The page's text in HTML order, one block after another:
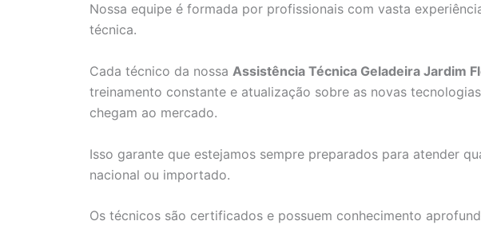
Nossa equipe é formada por profissionais com vasta
técnica.
Cada técnico da nossa Assistência Técnica Geladeira Jardim
treinamento constante e atualização sobre as novas
chegam ao mercado.
Isso garante que estejamos sempre preparados para atender
nacional ou importado.
Os técnicos são certificados e possuem conhecimento